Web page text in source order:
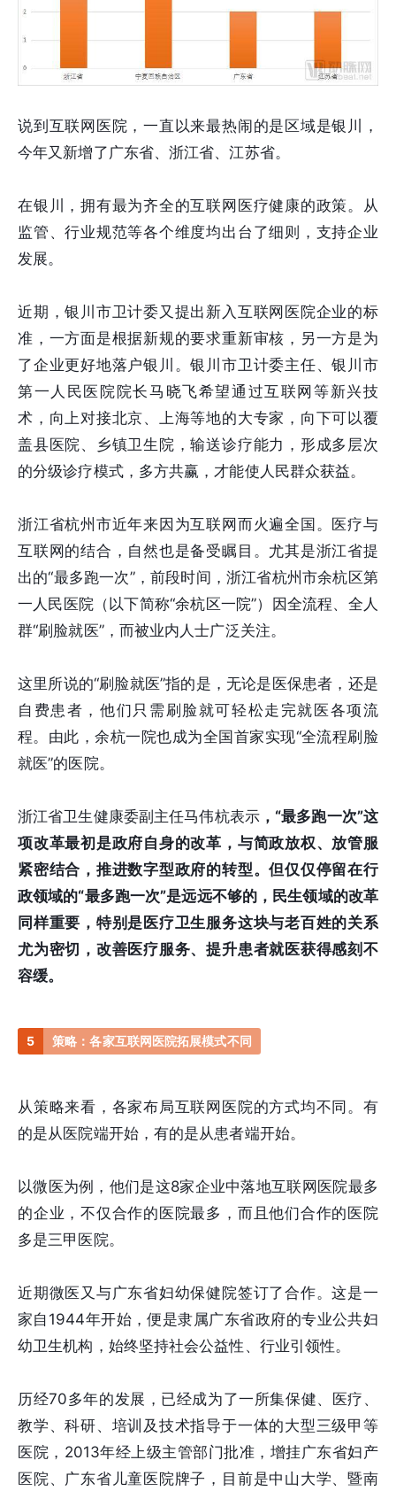
说到互联网医院，一直以来最热闹的是区域是银川，
今年又新增了广东省、浙江省、江苏省。
在银川，拥有最为齐全的互联网医疗健康的政策。从
监管、行业规范等各个维度均出台了细则，支持企业
发展。
近期，银川市卫计委又提出新入互联网医院企业的标
准，一方面是根据新规的要求重新审核，另一方是为
了企业更好地落户银川。银川市卫计委主任、银川市
第一人民医院院长马晓飞希望通过互联网等新兴技
术，向上对接北京、上海等地的大专家，向下可以覆
盖县医院、乡镇卫生院，输送诊疗能力，形成多层次
的分级诊疗模式，多方共赢，才能使人民群众获益。
浙江省杭州市近年来因为互联网而火遍全国。医疗与
互联网的结合，自然也是备受瞩目。尤其是浙江省提
出的“最多跑一次”，前段时间，浙江省杭州市余杭区第
一人民医院（以下简称“余杭区一院”）因全流程、全人
群“刷脸就医”，而被业内人士广泛关注。
这里所说的“刷脸就医”指的是，无论是医保患者，还是
自费患者，他们只需刷脸就可轻松走完就医各项流
程。由此，余杭一院也成为全国首家实现“全流程刷脸
就医”的医院。
浙江省卫生健康委副主任马伟杭表示，“最多跑一次”这
项改革最初是政府自身的改革，与简政放权、放管服
紧密结合，推进数字型政府的转型。但仅仅停留在行
政领域的“最多跑一次”是远远不够的，民生领域的改革
同样重要，特别是医疗卫生服务这块与老百姓的关系
尤为密切，改善医疗服务、提升患者就医获得感刻不
容缓。
5 策略：各家互联网医院拓展模式不同
从策略来看，各家布局互联网医院的方式均不同。有
的是从医院端开始，有的是从患者端开始。
以微医为例，他们是这8家企业中落地互联网医院最多
的企业，不仅合作的医院最多，而且他们合作的医院
多是三甲医院。
近期微医又与广东省妇幼保健院签订了合作。这是一
家自1944年开始，便是隶属广东省政府的专业公共妇
幼卫生机构，始终坚持社会公益性、行业引领性。
历经70多年的发展，已经成为了一所集保健、医疗、
教学、科研、培训及技术指导于一体的大型三级甲等
医院，2013年经上级主管部门批准，增挂广东省妇产
医院、广东省儿童医院牌子，目前是中山大学、暨南